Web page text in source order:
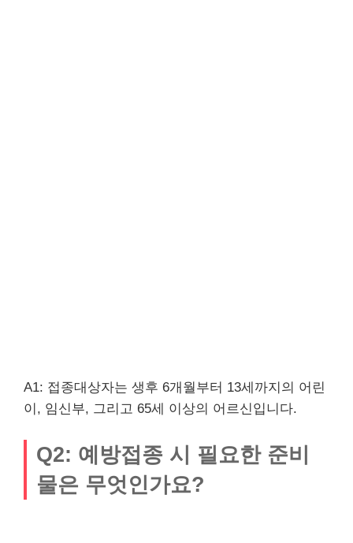
A1: 접종대상자는 생후 6개월부터 13세까지의 어린
이, 임신부, 그리고 65세 이상의 어르신입니다.
Q2: 예방접종 시 필요한 준비
물은 무엇인가요?